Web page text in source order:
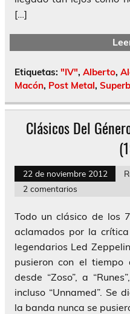
[…]
Etiquetas: "IV", Alberto,
Macón, Post Metal,
Clásicos Del
22 de noviembre 2012
2 comentarios
Todo un clásico de los
aclamados por la
legendarios Led
pusieron con el tiempo
desde “Zoso”, a
incluso “Unnamed”. Se
la banda nunca se